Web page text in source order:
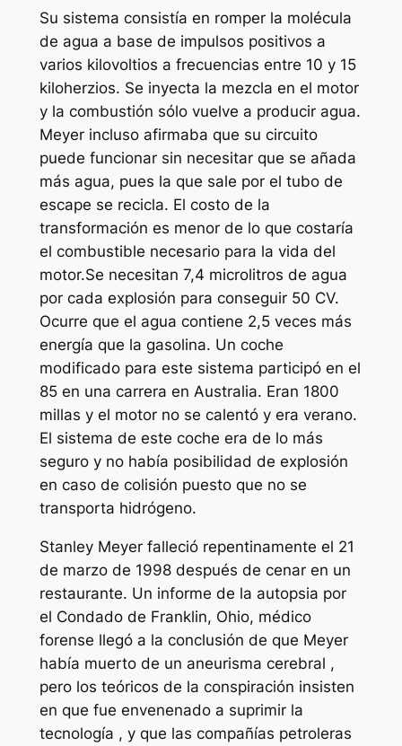
Su sistema consistía en romper la molécula
de agua a base de impulsos positivos a
varios kilovoltios a frecuencias entre 10 y 15
kiloherzios. Se inyecta la mezcla en el motor
y la combustión sólo vuelve a producir agua.
Meyer incluso afirmaba que su circuito
puede funcionar sin necesitar que se añada
más agua, pues la que sale por el tubo de
escape se recicla. El costo de la
transformación es menor de lo que costaría
el combustible necesario para la vida del
motor.Se necesitan 7,4 microlitros de agua
por cada explosión para conseguir 50 CV.
Ocurre que el agua contiene 2,5 veces más
energía que la gasolina. Un coche
modificado para este sistema participó en el
85 en una carrera en Australia. Eran 1800
millas y el motor no se calentó y era verano.
El sistema de este coche era de lo más
seguro y no había posibilidad de explosión
en caso de colisión puesto que no se
transporta hidrógeno.
Stanley Meyer falleció repentinamente el 21
de marzo de 1998 después de cenar en un
restaurante. Un informe de la autopsia por
el Condado de Franklin, Ohio, médico
forense llegó a la conclusión de que Meyer
había muerto de un aneurisma cerebral ,
pero los teóricos de la conspiración insisten
en que fue envenenado a suprimir la
tecnología , y que las compañías petroleras